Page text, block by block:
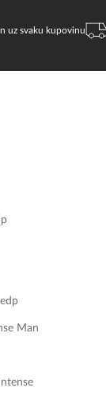
uz svaku kupovinu
Man